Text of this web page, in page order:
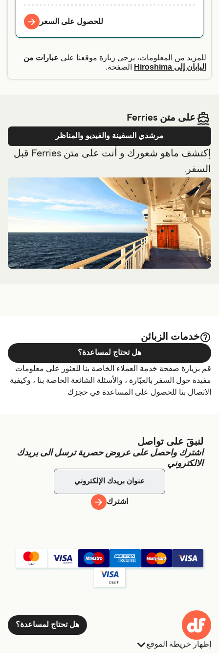
للحصول على السعر
للمزيد من المعلومات، يرجى زيارة موقعنا علىعبارات من
اليابان إلى Hiroshima
الصفحة.
على متن Ferries
مرشدي السفينة والفيديو والمناظر
إكتشف ماهو شعورك و أنت على متن Ferries قبل
السفر.
خدمات الزبائن
قم بزيارة صفحة خدمة العملاء الخاصة بنا للعثور على معلومات
مفيدة حول السفر بالعبّارة ، والأسئلة الشائعة الخاصة بنا ، وكيفية
الاتصال بنا للحصول على المساعدة في حجزك
هل تحتاج لمساعدة؟
لنبقَ على تواصل
اشترك واحصل على عروض حصرية ترسل الى بريدك
الالكتروني
اشترك
هل تحتاج لمساعدة؟
إظهار خريطة الموقع